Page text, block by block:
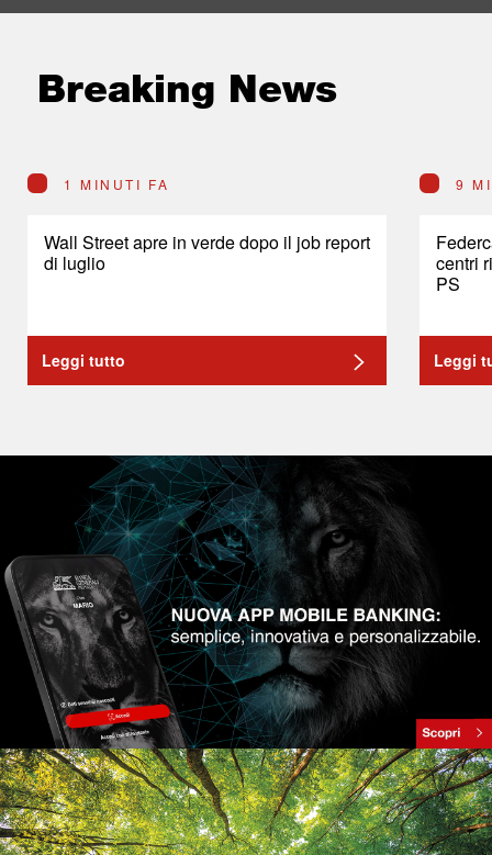
Breaking News
1 MINUTI FA
Wall Street apre in verde dopo il job report
di luglio
Leggi tutto
9
centri
PS
Leggi